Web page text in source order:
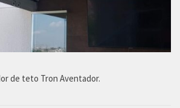
de teto Tron Aventador.